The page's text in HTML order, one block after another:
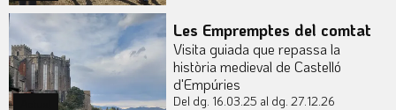
Les Empremptes del comtat
Visita guiada que repassa la
història medieval de Castelló
d'Empúries
Del dg. 16.03.25 al dg. 27.12.26